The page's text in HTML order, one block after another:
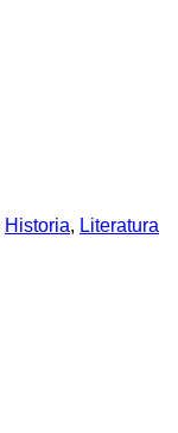
Historia, Literatura